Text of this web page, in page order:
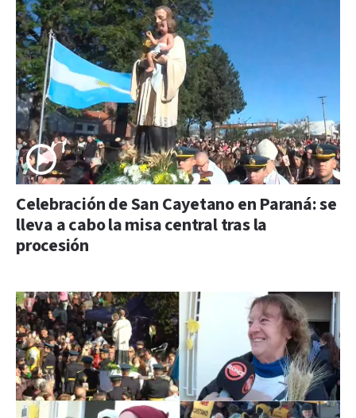
Celebración de San Cayetano en Paraná: se
lleva a cabo la misa central tras la
procesión